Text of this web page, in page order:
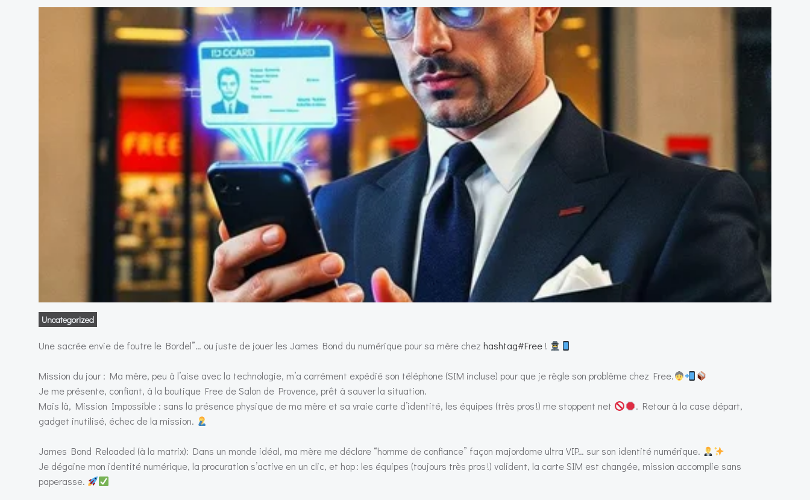
Uncategorized
Une sacrée envie de foutre le Bordel”… ou juste de jouer les James Bond du numérique pour sa mère chez hashtag#Free !
Mission du jour : Ma mère, peu à l’aise avec la technologie, m’a carrément expédié son téléphone (SIM incluse) pour que je règle son problème chez Free.
Je me présente, confiant, à la boutique Free de Salon de Provence, prêt à sauver la situation.
Mais là, Mission Impossible : sans la présence physique de ma mère et sa vraie carte d’identité, les équipes (très pros !) me stoppent net
. Retour à la case départ,
gadget inutilisé, échec de la mission.
James Bond Reloaded (à la matrix): Dans un monde idéal, ma mère me déclare “homme de confiance” façon majordome ultra VIP… sur son identité numérique.
Je dégaine mon identité numérique, la procuration s’active en un clic, et hop : les équipes (toujours très pros !) valident, la carte SIM est changée, mission accomplie sans
paperasse.